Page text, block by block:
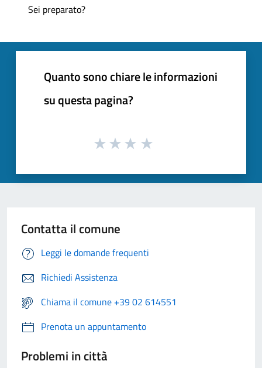
Sei preparato?
Quanto sono chiare le informazioni
su questa pagina?
Contatta il comune
Leggi le domande frequenti
Richiedi Assistenza
Chiama il comune +39 02 614551
Prenota un appuntamento
Problemi in città